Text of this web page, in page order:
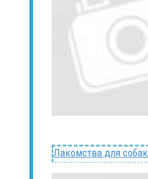
Лакомства для собак